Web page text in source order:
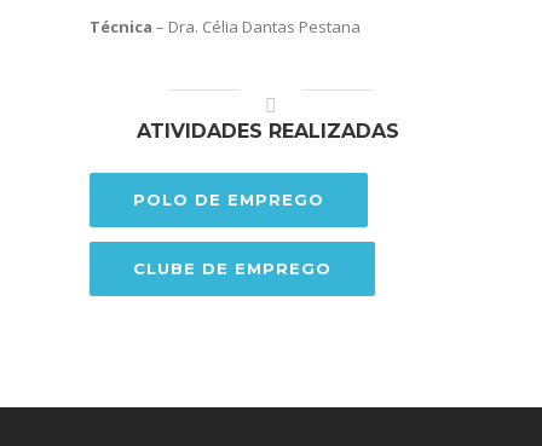
Técnica – Dra. Célia Dantas Pestana
ATIVIDADES REALIZADAS
POLO DE EMPREGO
CLUBE DE EMPREGO